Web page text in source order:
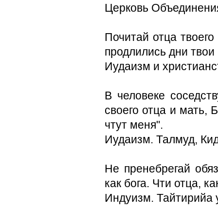
Церковь
Почитай отца
продлились дни
Иудаизм и
В человеке
своего отца и мать,
чтут меня".
Иудаизм. Талмуд,
Не пренебрегай
как бога. Чти отца,
Индуизм.